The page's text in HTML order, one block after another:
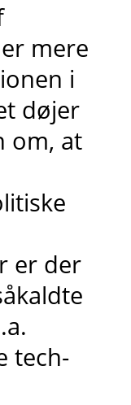
mere
i
døjer
om, at
er der
tech-